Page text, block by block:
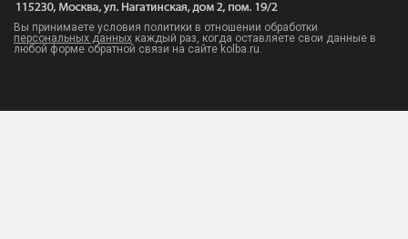
Вы принимаете условия политики в отношении обработки
персональных данных каждый раз, когда оставляете свои данные в
любой форме обратной связи на сайте kolba.ru.